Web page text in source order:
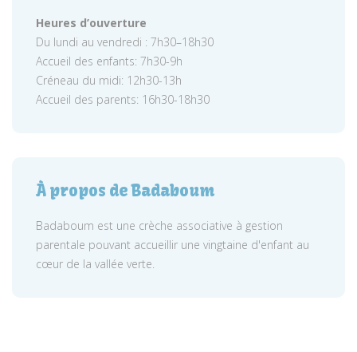
Heures d’ouverture
Du lundi au vendredi : 7h30–18h30
Accueil des enfants: 7h30-9h
Créneau du midi: 12h30-13h
Accueil des parents: 16h30-18h30
À propos de Badaboum
Badaboum est une crèche associative à gestion
parentale pouvant accueillir une vingtaine d'enfant au
cœur de la vallée verte.